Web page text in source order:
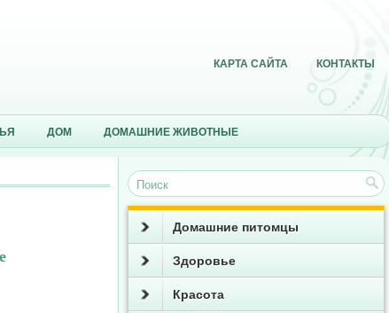
КАРТА САЙТА КОНТАКТЫ
ДОМ ДОМАШНИЕ ЖИВОТНЫЕ
Домашние питомцы
Здоровье
Красота